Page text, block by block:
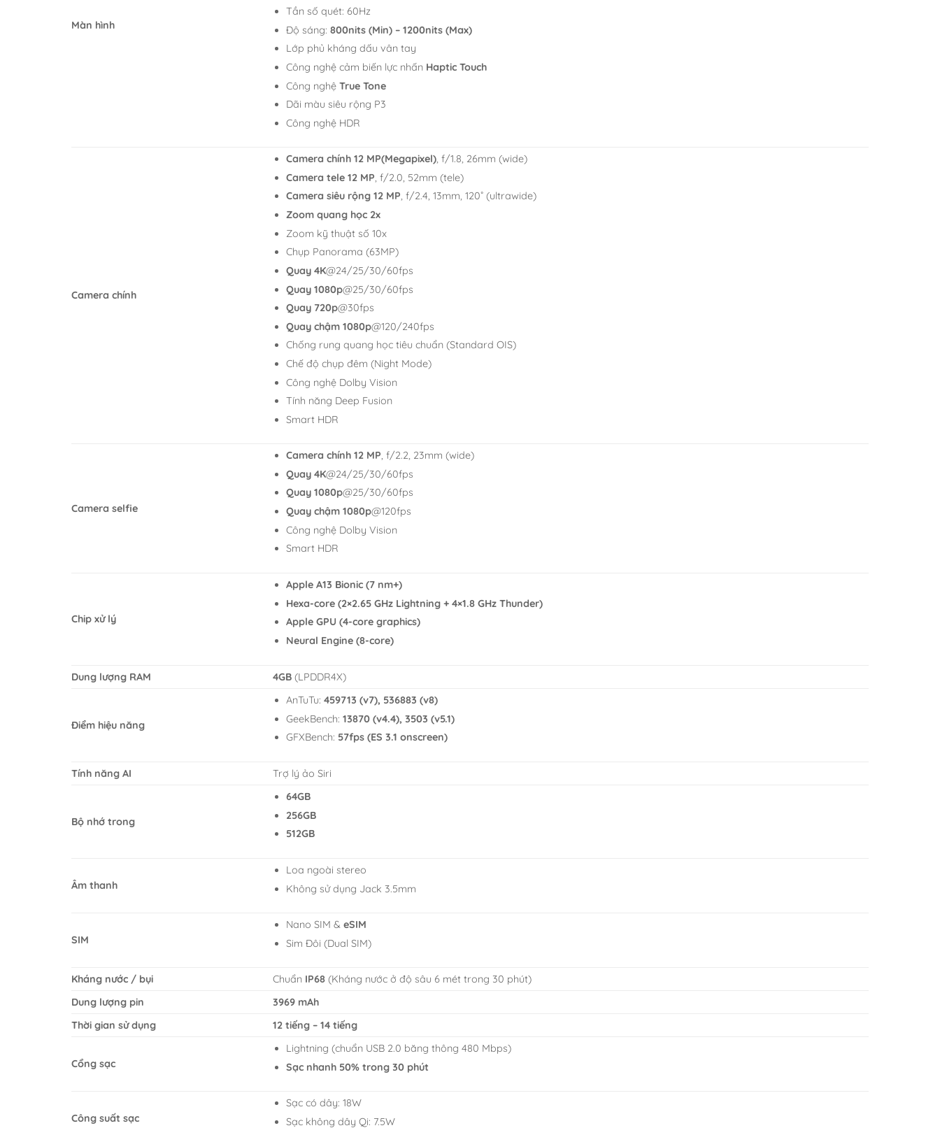
Màn hình
Tần số quét: 60Hz
Độ sáng: 800nits (Min) – 1200nits (Max)
Lớp phủ kháng dấu vân tay
Công nghệ cảm biến lực nhấn Haptic Touch
Công nghệ True Tone
Dãi màu siêu rộng P3
Công nghệ HDR
Camera chính
Camera chính 12 MP(Megapixel), f/1.8, 26mm (wide)
Camera tele 12 MP, f/2.0, 52mm (tele)
Camera siêu rộng 12 MP, f/2.4, 13mm, 120˚ (ultrawide)
Zoom quang học 2x
Zoom kỹ thuật số 10x
Chụp Panorama (63MP)
Quay 4K@24/25/30/60fps
Quay 1080p@25/30/60fps
Quay 720p@30fps
Quay chậm 1080p@120/240fps
Chống rung quang học tiêu chuẩn (Standard OIS)
Chế độ chụp đêm (Night Mode)
Công nghệ Dolby Vision
Tính năng Deep Fusion
Smart HDR
Camera selfie
Camera chính 12 MP, f/2.2, 23mm (wide)
Quay 4K@24/25/30/60fps
Quay 1080p@25/30/60fps
Quay chậm 1080p@120fps
Công nghệ Dolby Vision
Smart HDR
Chip xử lý
Apple A13 Bionic (7 nm+)
Hexa-core (2×2.65 GHz Lightning + 4×1.8 GHz Thunder)
Apple GPU (4-core graphics)
Neural Engine (8-core)
Dung lượng RAM 4GB (LPDDR4X)
Điểm hiệu năng
AnTuTu: 459713 (v7), 536883 (v8)
GeekBench: 13870 (v4.4), 3503 (v5.1)
GFXBench: 57fps (ES 3.1 onscreen)
Tính năng AI Trợ lý ảo Siri
Bộ nhớ trong
64GB
256GB
512GB
Âm thanh
Loa ngoài stereo
Không sử dụng Jack 3.5mm
SIM
Nano SIM & eSIM
Sim Đôi (Dual SIM)
Kháng nước / bụi Chuẩn IP68(Kháng nước ở độ sâu 6 mét trong 30 phút)
Dung lượng pin
3969 mAh
Thời gian sử dụng
12 tiếng – 14 tiếng
Cổng sạc
Lightning (chuẩn USB 2.0 băng thông 480 Mbps)
Sạc nhanh 50% trong 30 phút
Công suất sạc
Sạc có dây: 18W
Sạc không dây Qi: 7.5W